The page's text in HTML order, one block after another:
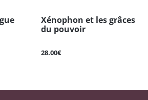
Xénophon et les grâces
du pouvoir
28.00€